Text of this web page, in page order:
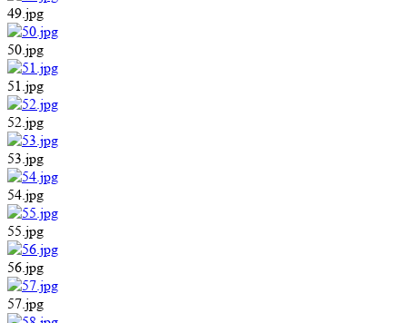
49.jpg
50.jpg
51.jpg
52.jpg
53.jpg
54.jpg
55.jpg
56.jpg
57.jpg